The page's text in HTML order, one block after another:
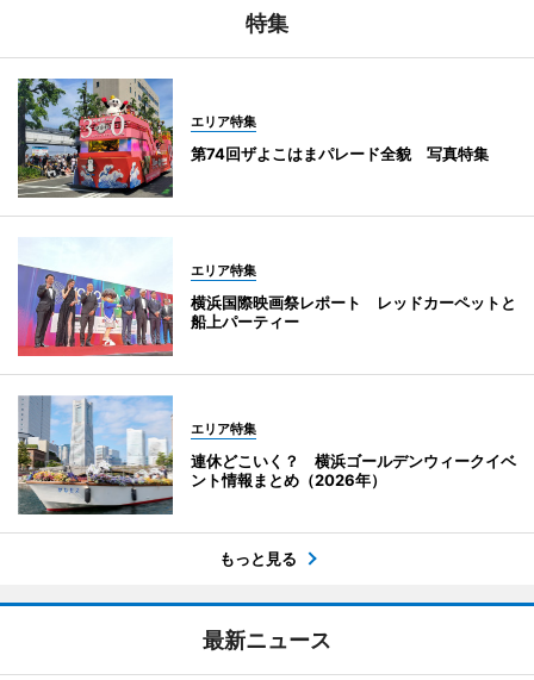
特集
エリア特集
第74回ザよこはまパレード全貌 写真特集
エリア特集
横浜国際映画祭レポート レッドカーペットと
船上パーティー
エリア特集
連休どこいく？ 横浜ゴールデンウィークイベ
ント情報まとめ（2026年）
もっと見る
最新ニュース